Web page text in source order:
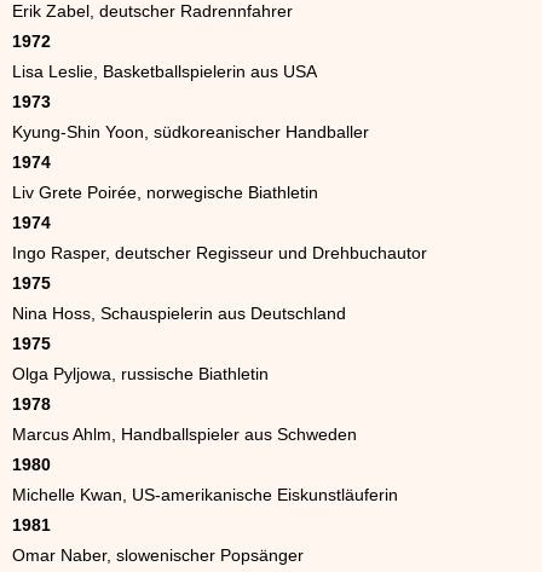
Erik Zabel, deutscher Radrennfahrer
1972
Lisa Leslie, Basketballspielerin aus USA
1973
Kyung-Shin Yoon, südkoreanischer Handballer
1974
Liv Grete Poirée, norwegische Biathletin
1974
Ingo Rasper, deutscher Regisseur und Drehbuchautor
1975
Nina Hoss, Schauspielerin aus Deutschland
1975
Olga Pyljowa, russische Biathletin
1978
Marcus Ahlm, Handballspieler aus Schweden
1980
Michelle Kwan, US-amerikanische Eiskunstläuferin
1981
Omar Naber, slowenischer Popsänger